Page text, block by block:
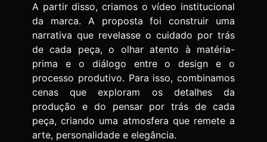
A partir disso, criamos o vídeo institucional
da marca. A proposta foi construir uma
narrativa que revelasse o cuidado por trás
de cada peça, o olhar atento à matéria-
prima e o diálogo entre o design e o
processo produtivo. Para isso, combinamos
cenas que exploram os detalhes da
produção e do pensar por trás de cada
peça, criando uma atmosfera que remete a
arte, personalidade e elegância.